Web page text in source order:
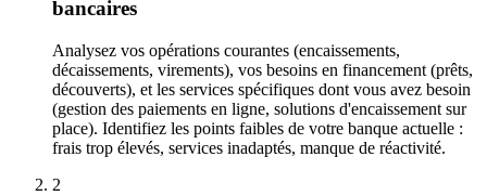
bancaires
Analysez vos opérations courantes (encaissements,
décaissements, virements), vos besoins en financement (prêts,
découverts), et les services spécifiques dont vous avez besoin
(gestion des paiements en ligne, solutions d'encaissement sur
place). Identifiez les points faibles de votre banque actuelle :
frais trop élevés, services inadaptés, manque de réactivité.
2